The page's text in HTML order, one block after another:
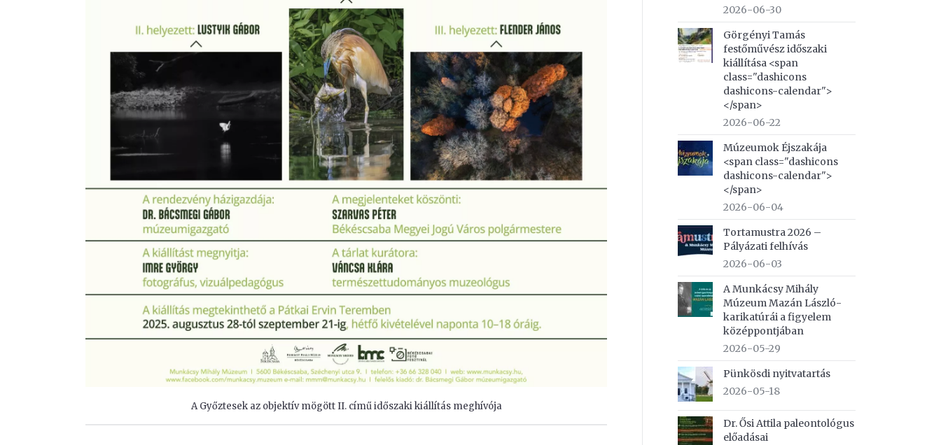
A Győztesek az objektív mögött II. című időszaki kiállítás meghívója
2026-06-30
Görgényi Tamás
festőművész időszaki
kiállítása <span
class="dashicons
dashicons-calendar">
</span>
2026-06-22
Múzeumok Éjszakája
<span class="dashicons
dashicons-calendar">
</span>
2026-06-04
Tortamustra 2026 –
Pályázati felhívás
2026-06-03
A Munkácsy Mihály
Múzeum Mazán László-
karikatúrái a figyelem
középpontjában
2026-05-29
Pünkösdi nyitvatartás
2026-05-18
Dr. Ősi Attila paleontológus
előadásai